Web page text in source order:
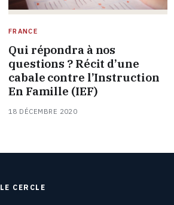
FRANCE
Qui répondra à nos
questions ? Récit d’une
cabale contre l’Instruction
En Famille (IEF)
18 DÉCEMBRE 2020
LE CERCLE